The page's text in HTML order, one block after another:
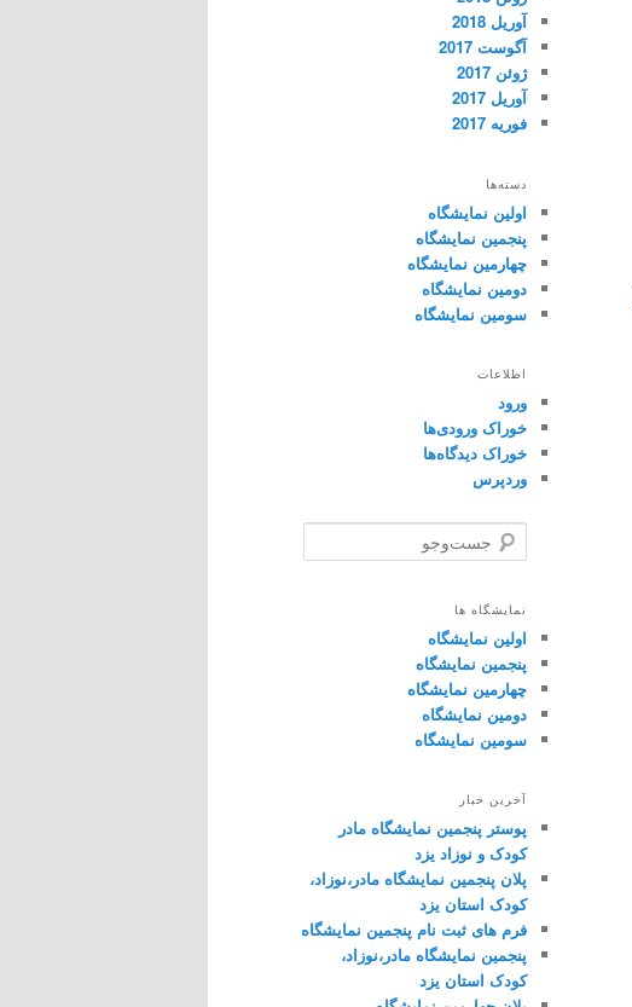
آوریل 2018
آگوست 2017
ژوئن 2017
آوریل 2017
فوریه 2017
دسته‌ها
اولین نمایشگاه
پنجمین نمایشگاه
چهارمین نمایشگاه
دومین نمایشگاه
سومین نمایشگاه
اطلاعات
ورود
خوراک ورودی‌ها
خوراک دیدگاه‌ها
وردپرس
س
و
نمایشگاه ها
اولین نمایشگاه
پنجمین نمایشگاه
چهارمین نمایشگاه
دومین نمایشگاه
سومین نمایشگاه
آخرین خبار
پوستر پنجمین نمایشگاه مادر
کودک و نوزاد یزد
پلان پنجمین نمایشگاه مادر،نوزاد،
کودک استان یزد
فرم های ثبت نام پنجمین نمایشگاه
پنجمین نمایشگاه مادر،نوزاد،
کودک استان یزد